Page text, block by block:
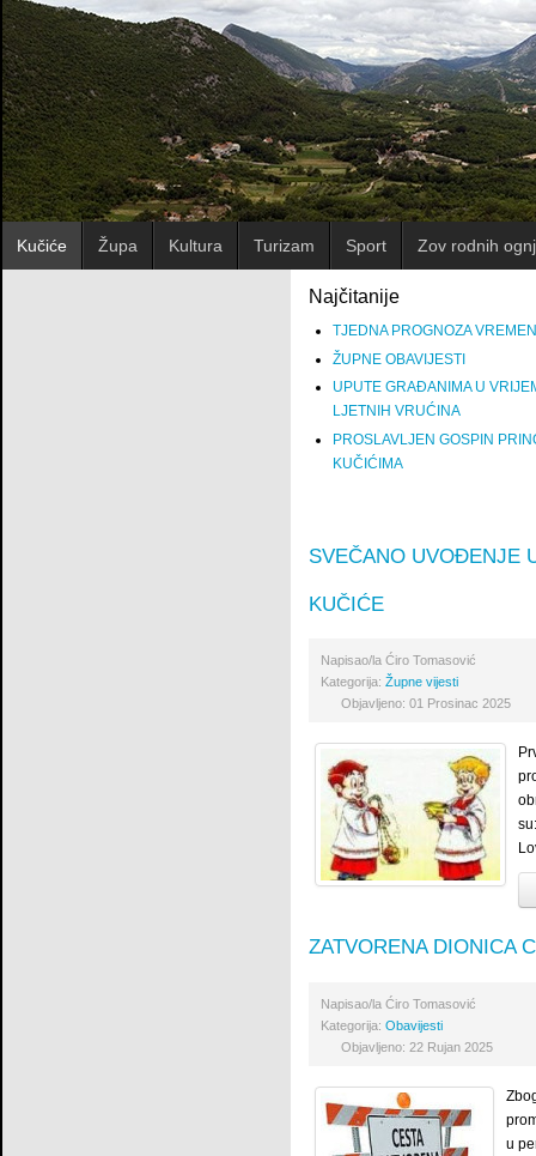
Kučiće Župa Kultura Turizam Sport Zov rodnih
Najčitanije
TJEDNA PROGNOZA
ŽUPNE OBAVIJESTI
UPUTE GRAĐANIMA U
LJETNIH VRUĆINA
PROSLAVLJEN GOSPIN
KUČIĆIMA
SVEČANO UVOĐENJE
KUČIĆE
Napisao/la Ćiro Tomasović
Kategorija: Župne vijesti
Objavljeno: 01 Prosinac 2025
ZATVORENA DIONICA
Napisao/la Ćiro Tomasović
Kategorija: Obavijesti
Objavljeno: 22 Rujan 2025
u